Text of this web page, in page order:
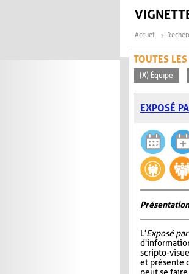
Accueil
TOUTES
(X) Équipe
EXPOSÉ
L'Exposé
scripto-
et présente